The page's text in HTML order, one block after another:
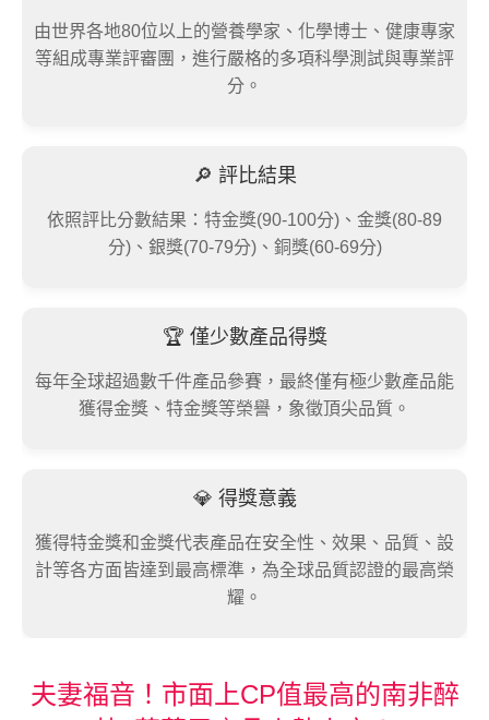
由世界各地80位以上的營養學家、化學博士、健康專家
等組成專業評審團，進行嚴格的多項科學測試與專業評
分。
🔎 評比結果
依照評比分數結果：特金獎(90-100分)、金獎(80-89
分)、銀獎(70-79分)、銅獎(60-69分)
🏆 僅少數產品得獎
每年全球超過數千件產品參賽，最終僅有極少數產品能
獲得金獎、特金獎等榮譽，象徵頂尖品質。
💎 得獎意義
獲得特金獎和金獎代表產品在安全性、效果、品質、設
計等各方面皆達到最高標準，為全球品質認證的最高榮
耀。
夫妻福音！市面上CP值最高的南非醉